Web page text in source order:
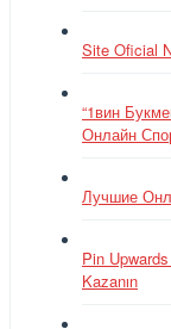
Site Oficial
“1вин
Онлайн
Лучшие
Pin
Kazanın